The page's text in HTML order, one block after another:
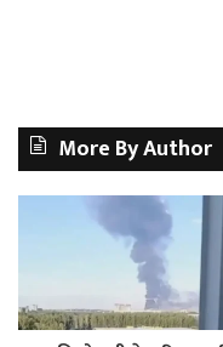
More By Author